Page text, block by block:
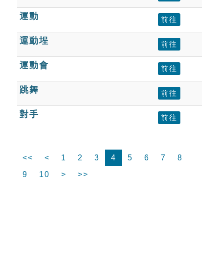
運動 前往
運動埕 前往
運動會 前往
跳舞 前往
對手 前往
<< < 1 2 3 4 5 6 7
8
9
10 > >>